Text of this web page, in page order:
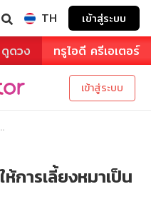
TH เข้าสู่ระบบ
ดูดวง ทรูไอดี ครีเอเตอร์
เข้าสู่ระบบ
การเลี้ยงหมาเป็น